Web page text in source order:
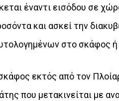
έναντι εισόδου σε
και ασκεί την
στο σκάφος ή
εκτός από τον
που μετακινείται με